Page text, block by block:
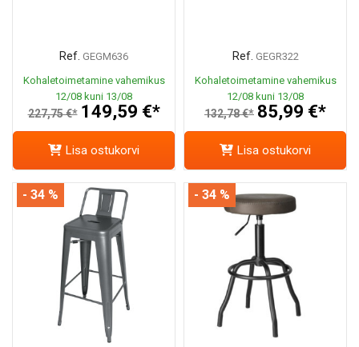
Ref. GEGM636
Kohaletoimetamine vahemikus
12/08 kuni 13/08
227,75 €* 149,59 €*
Lisa ostukorvi
Ref. GEGR322
Kohaletoimetamine vahemikus
12/08 kuni 13/08
132,78 €* 85,99 €*
Lisa ostukorvi
- 34 % - 34 %